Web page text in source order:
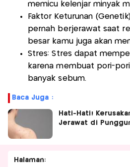
memicu kelenjar minyak
Faktor Keturunan
pernah berjerawat saat
besar kamu juga akan
Stres: Stres dapat
karena membuat pori-
banyak sebum.
Baca Juga :
Hati-Hati!
Jerawat di
Halaman: